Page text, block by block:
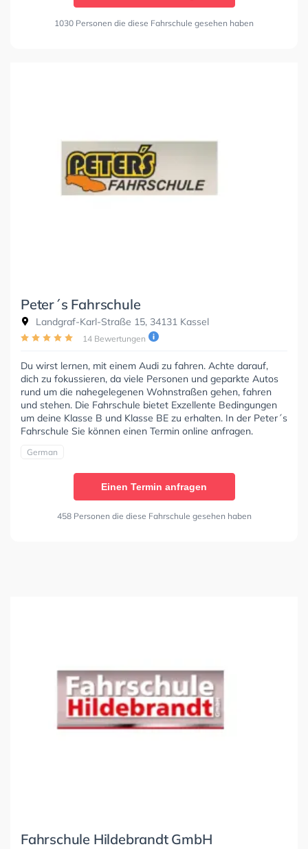
1030 Personen die diese Fahrschule gesehen haben
Peter´s Fahrschule
Landgraf-Karl-Straße 15, 34131 Kassel
14 Bewertungen
Du wirst lernen, mit einem Audi zu fahren. Achte darauf,
dich zu fokussieren, da viele Personen und geparkte Autos
rund um die nahegelegenen Wohnstraßen gehen, fahren
und stehen. Die Fahrschule bietet Exzellente Bedingungen
um deine Klasse B und Klasse BE zu erhalten. In der Peter´s
Fahrschule Sie können einen Termin online anfragen.
German
Einen Termin anfragen
458 Personen die diese Fahrschule gesehen haben
Fahrschule Hildebrandt GmbH